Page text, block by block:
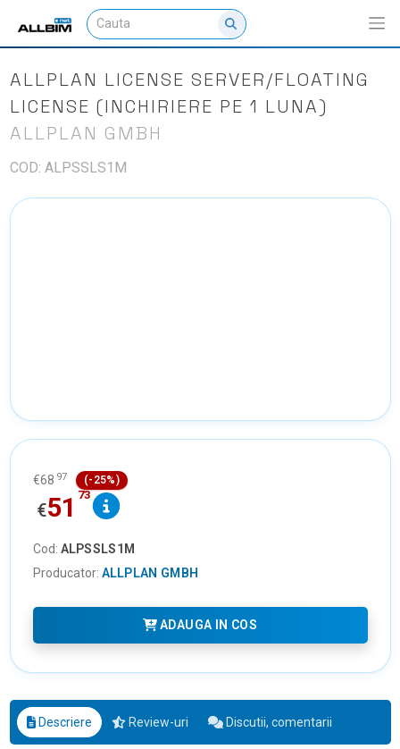
ALLPLAN LICENSE SERVER/FLOATING
LICENSE (INCHIRIERE PE 1 LUNA)
ALLPLAN GMBH
COD: ALPSSLS1M
€68 97 (-25%)
€51 73
Cod: ALPSSLS1M
Producator: ALLPLAN GMBH
ADAUGA IN COS
Descriere Review-uri Discutii, comentarii